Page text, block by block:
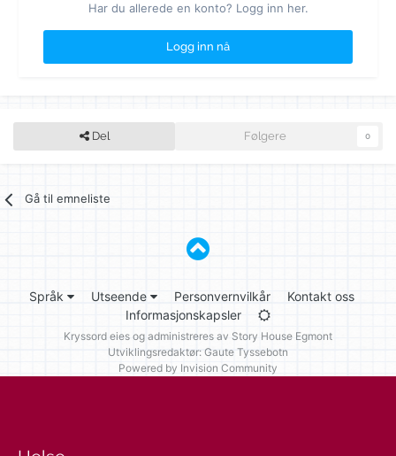
Har du allerede en konto? Logg inn her.
Logg inn nå
Del Følgere 0
Gå til emneliste
Språk Utseende Personvernvilkår
Kontakt oss
Informasjonskapsler
Kryssord eies og administreres av Story House Egmont
Utviklingsredaktør: Gaute Tyssebotn
Powered by Invision Community